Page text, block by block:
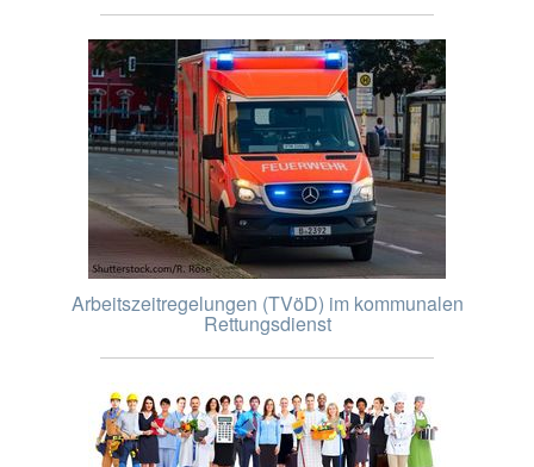
Arbeitszeitregelungen (TVöD) im kommunalen
Rettungsdienst